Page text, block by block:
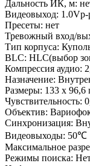
Дальность ИК, м:
Видеовыход:
Пресеты: нет
Тревожный вход/
Тип корпуса:
BLC: HLC(выбор
Компрессия аудио:
Назначение:
Размеры: 133 x 96,6
Чувствительность:
Объектив:
Синхронизация:
Видеовыходы: 50℃
Максимальное
Режимы поиска: